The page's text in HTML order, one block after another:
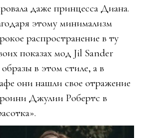
даже принцесса Диана.
этому минимализм
распространение в ту
показах мод Jil Sander
в этом стиле, а в
они нашли свое отражение
Джулии Робертс в